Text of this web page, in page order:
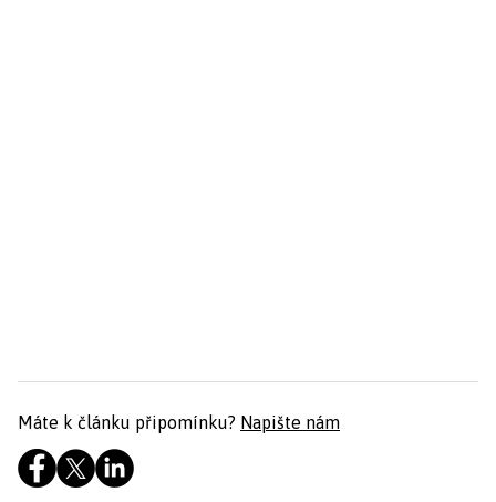
Máte k článku připomínku? Napište nám